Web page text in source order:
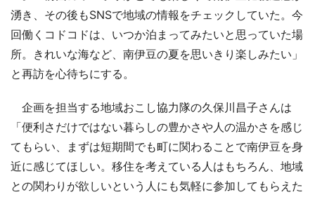
湧き、その後もSNSで地域の情報をチェックしていた。今
回働くコドコドは、いつか泊まってみたいと思っていた場
所。きれいな海など、南伊豆の夏を思いきり楽しみたい」
と再訪を心待ちにする。
企画を担当する地域おこし協力隊の久保川昌子さんは
「便利さだけではない暮らしの豊かさや人の温かさを感じ
てもらい、まずは短期間でも町に関わることで南伊豆を身
近に感じてほしい。移住を考えている人はもちろん、地域
との関わりが欲しいという人にも気軽に参加してもらえた